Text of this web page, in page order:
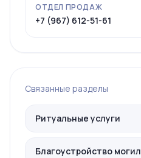
ОТДЕЛ ПРОДАЖ
+7 (967) 612-51-61
Связанные разделы
Ритуальные услуги
Благоустройство могил